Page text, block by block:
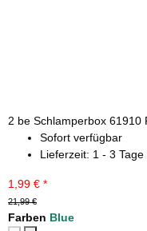
2 be Schlamperbox 61910
Sofort verfügbar
Lieferzeit: 1 - 3 Tage
1,99 € *
21,99 €
Farben Blue